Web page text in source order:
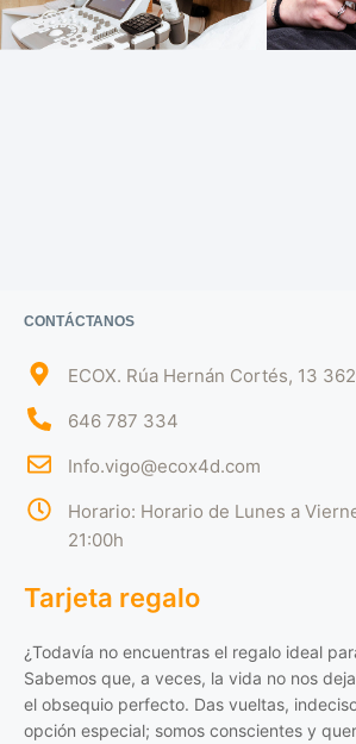
CONTÁCTANOS
ECOX. Rúa Hernán Cortés, 13
646 787 334
Info.vigo@ecox4d.com
Horario: Horario de Lunes a
21:00h
Tarjeta regalo
¿Todavía no encuentras el regalo ideal
Sabemos que, a veces, la vida no nos
el obsequio perfecto. Das vueltas,
opción especial; somos conscientes y